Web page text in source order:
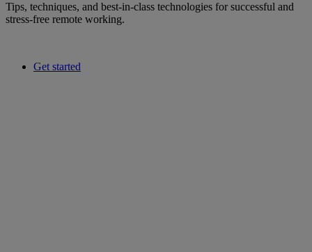
Tips, techniques, and best-in-class technologies for successful and
stress-free remote working.
Get started